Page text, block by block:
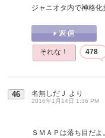
ジャニオタ内で神格化
それな！ 478
46 名無しだＪ より
2016年1月14日 1:36 PM
ＳＭＡＰは落ち目だよ。